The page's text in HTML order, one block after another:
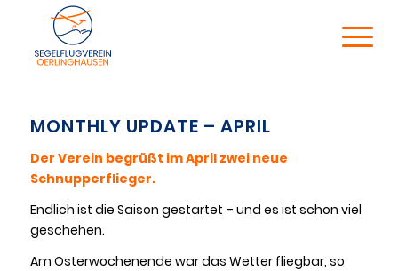
MONTHLY UPDATE – APRIL
Der Verein begrüßt im April zwei neue
Schnupperflieger.
Endlich ist die Saison gestartet – und es ist schon viel
geschehen.
Am Osterwochenende war das Wetter fliegbar, so